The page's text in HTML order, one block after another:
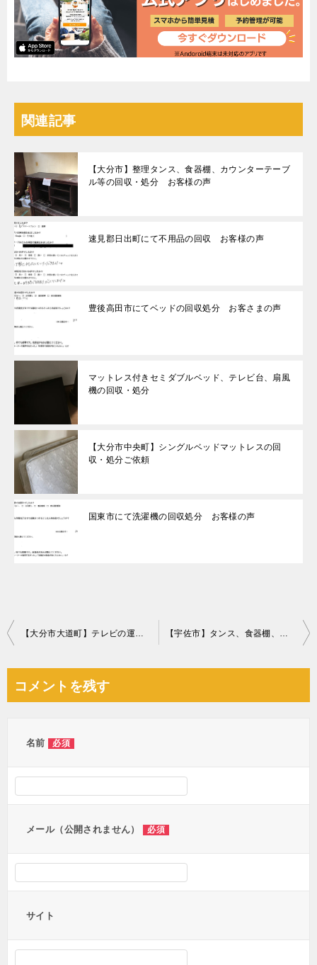
関連記事
【大分市】整理タンス、食器棚、カウンターテーブ
ル等の回収・処分 お客様の声
速見郡日出町にて不用品の回収 お客様の声
豊後高田市にてベッドの回収処分 お客さまの声
マットレス付きセミダブルベッド、テレビ台、扇風
機の回収・処分
【大分市中央町】シングルベッドマットレスの回
収・処分ご依頼
国東市にて洗濯機の回収処分 お客様の声
投
ビ
【大分市大道町】テレビの運搬と運搬先のブラウン管テレビの回収 【宇佐市】タンス、食器棚、学習机の回収・処分ご依頼 お客様の声
コメントを残す
名前 必須
メール（公開されません） 必須
サイト